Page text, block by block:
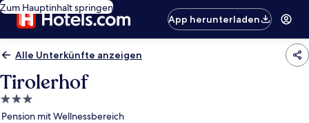
Zum Hauptinhalt springen
App herunterladen
Alle Unterkünfte anzeigen
Tirolerhof
3.0-
Sterne-
Pension mit Wellnessbereich